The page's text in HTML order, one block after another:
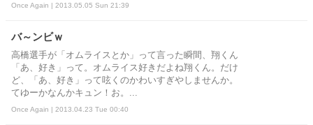
Once Again | 2013.05.05 Sun 21:39
バ～ンビｗ
高橋選手が「オムライスとか」って言った瞬間、翔くん
「あ、好き」って。オムライス好きだよね翔くん。だけ
ど、「あ、好き」って呟くのかわいすぎやしませんか。
てゆーかなんかキュン！お。...
Once Again | 2013.04.23 Tue 00:40